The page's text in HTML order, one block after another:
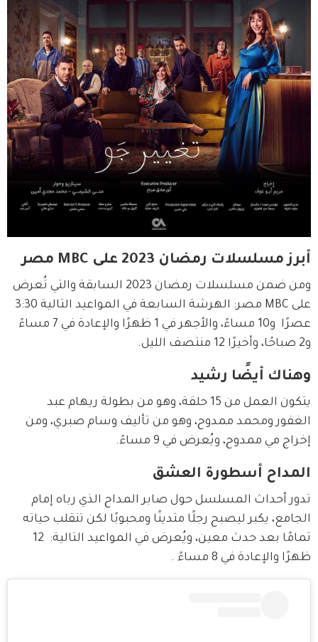
أبرز مسلسلات رمضان 2023 على MBC مصر
ومن ضمن مسلسلات رمضان 2023 السابقة والتي تُعرض
عصرًا  و10 مساءً، والأجهر في 1 ظهرًا والإعادة في 7 مساءً
و2 صباحًا، وأخيرًا 12 منتصف الليل.
وهناك أيضًا رشيد
يتكون العمل من 15 حلقة، وهو من بطولة ريهام عبد
الغفور ومحمد ممدوح، وهو من تأليف وسام صبري، ومن
إخراج مي ممدوح، ويُعرض في 9 مساءً.
المداح أسطورة العشق
تدور أحداث المسلسل حول صابر المداح الذي رباه إمام
الجامع، يكبر ليصبح رجلًا متدينًا ومحبوبًا لكن تنقلب حياته
ظهرًا والإعادة في 8 مساءً .